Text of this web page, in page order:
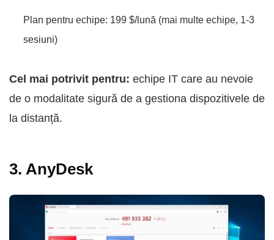
Plan pentru echipe: 199 $/lună (mai multe echipe, 1-3
sesiuni)
Cel mai potrivit pentru: echipe IT care au nevoie
de o modalitate sigură de a gestiona dispozitivele de
la distanță.
3. AnyDesk